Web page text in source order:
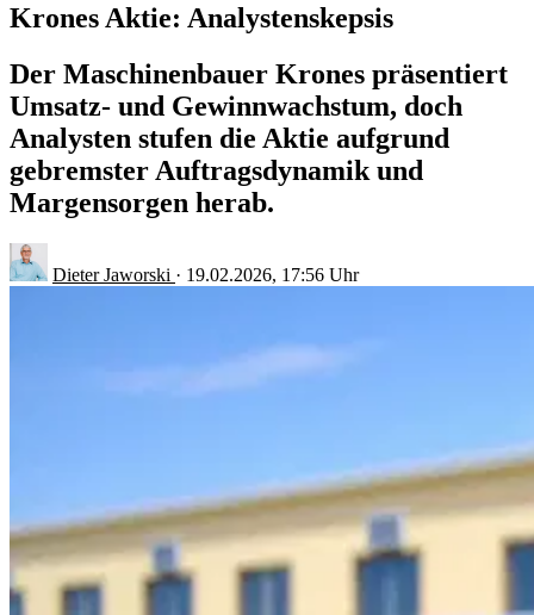
Krones Aktie: Analystenskepsis
Der Maschinenbauer Krones präsentiert
Umsatz- und Gewinnwachstum, doch
Analysten stufen die Aktie aufgrund
gebremster Auftragsdynamik und
Margensorgen herab.
Dieter Jaworski · 19.02.2026, 17:56 Uhr